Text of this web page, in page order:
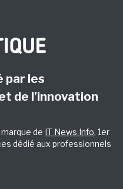
par les
de l’innovation
de IT News Info, 1er
dédié aux professionnels